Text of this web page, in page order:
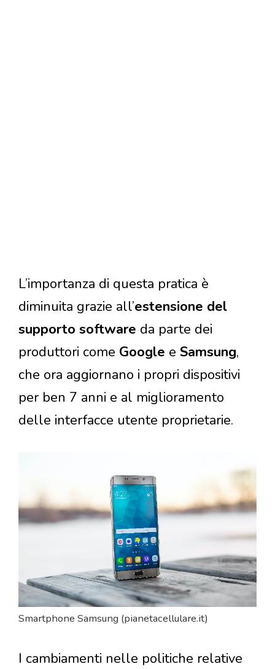
L’importanza di questa pratica è
diminuita grazie all’estensione del
supporto software da parte dei
produttori come Google e Samsung,
che ora aggiornano i propri dispositivi
per ben 7 anni e al miglioramento
delle interfacce utente proprietarie.
Smartphone Samsung (pianetacellulare.it)
I cambiamenti nelle politiche relative